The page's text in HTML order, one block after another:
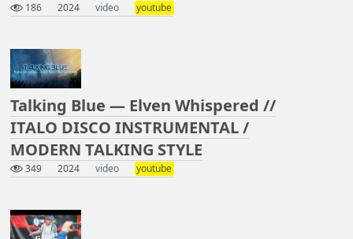
186 2024 video youtube
Talking Blue — Elven Whispered //
ITALO DISCO INSTRUMENTAL /
MODERN TALKING STYLE
349 2024 video youtube